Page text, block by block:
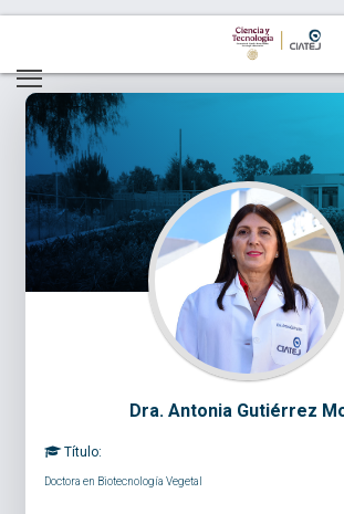
Dra. Antonia Gutiérrez
Título:
Doctora en Biotecnología Vegetal